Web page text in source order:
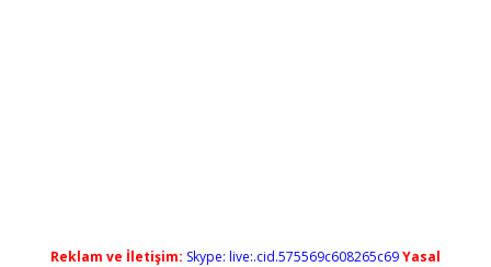
Reklam ve İletişim: Skype: live:.cid.575569c608265c69Yasal